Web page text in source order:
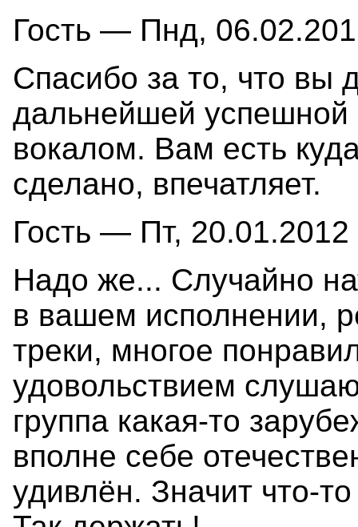
Гость — Пнд,
Спасибо за то, что вы
дальнейшей
вокалом. Вам есть
сделано, впечатляет.
Гость — Пт, 20.01.2012
Надо же... Случайно
в вашем исполнении,
треки, многое
удовольствием
группа какая-то
вполне себе
удивлён. Значит что-